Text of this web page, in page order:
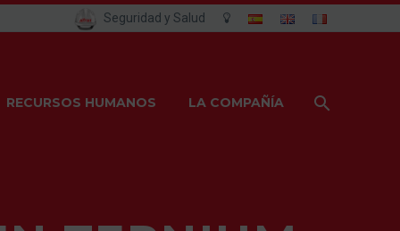
Seguridad y Salud
RECURSOS HUMANOS LA COMPAÑÍA